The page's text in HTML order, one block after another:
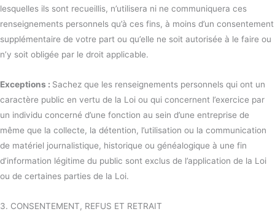
lesquelles ils sont recueillis, n’utilisera ni ne communiquera ces
renseignements personnels qu’à ces fins, à moins d’un consentement
supplémentaire de votre part ou qu’elle ne soit autorisée à le faire ou
n’y soit obligée par le droit applicable.
Exceptions : Sachez que les renseignements personnels qui ont un
caractère public en vertu de la Loi ou qui concernent l’exercice par
un individu concerné d’une fonction au sein d’une entreprise de
même que la collecte, la détention, l’utilisation ou la communication
de matériel journalistique, historique ou généalogique à une fin
d’information légitime du public sont exclus de l’application de la Loi
ou de certaines parties de la Loi.
3. CONSENTEMENT, REFUS ET RETRAIT